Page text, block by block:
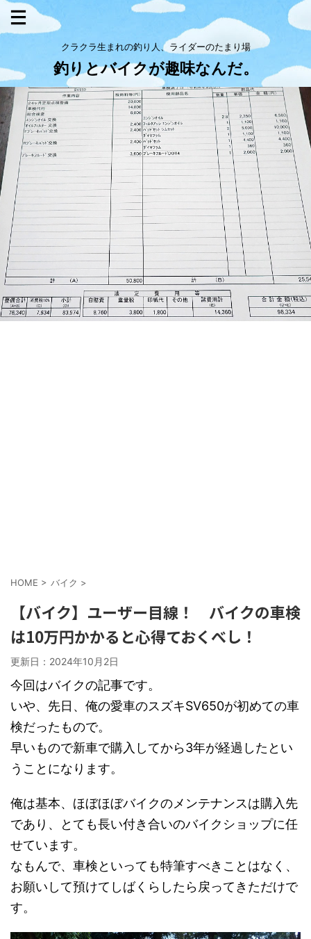
クラクラ生まれの釣り人、ライダーのたまり場
釣りとバイクが趣味なんだ。
HOME > バイク >
【バイク】ユーザー目線！ バイクの車検
は10万円かかると心得ておくべし！
更新日： 2024年10月2日
今回はバイクの記事です。
いや、先日、俺の愛車のスズキSV650が初めての車
検だったもので。
早いもので新車で購入してから3年が経過したとい
うことになります。
俺は基本、ほぼほぼバイクのメンテナンスは購入先
であり、とても長い付き合いのバイクショップに任
せています。
なもんで、車検といっても特筆すべきことはなく、
お願いして預けてしばくらしたら戻ってきただけで
す。